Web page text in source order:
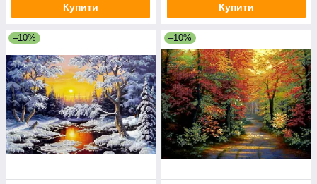
Купити Купити
–10% –10%